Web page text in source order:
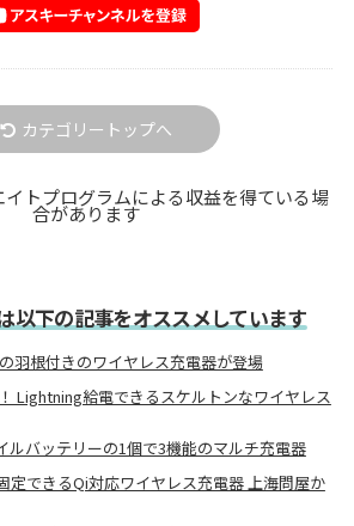
カテゴリートップへ
トプログラムによる収益を得ている場
合があります
以下の記事をオススメしています
羽根付きのワイヤレス充電器が登場
Lightning給電できるスケルトンなワイヤレス
ルバッテリーの1個で3機能のマルチ充電器
定できるQi対応ワイヤレス充電器 上海問屋か